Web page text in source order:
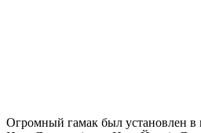
Огромный гамак был установлен в